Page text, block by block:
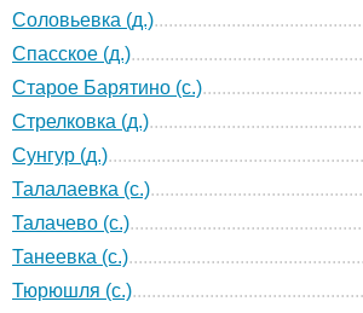
Соловьевка (д.)
Спасское (д.)
Старое Барятино (с.)
Стрелковка (д.)
Сунгур (д.)
Талалаевка (с.)
Талачево (с.)
Танеевка (с.)
Тюрюшля (с.)